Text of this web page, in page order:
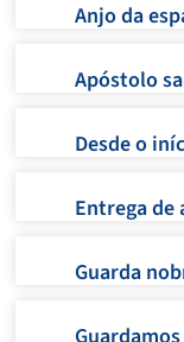
Anjo da
Apóstolo
Desde o
Entrega de
Guarda